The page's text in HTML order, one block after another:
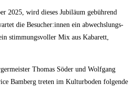
2025, wird die­ses Jubi­lä­um gebüh­rend
die Besucher:innen ein abwechs­lungs­
stim­mungs­vol­ler Mix aus Kaba­rett,
Tho­mas Söder und Wolf­gang
Bam­berg tre­ten im Kul­tur­bo­den fol­gen­de